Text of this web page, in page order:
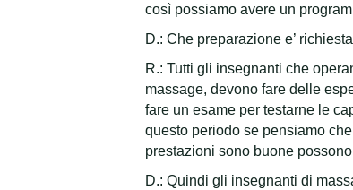
così possiamo avere un
D.: Che preparazione e’
R.: Tutti gli insegnanti che
massage, devono fare delle
fare un esame per testarne le
questo periodo se pensiamo
prestazioni sono buone
D.: Quindi gli insegnanti di